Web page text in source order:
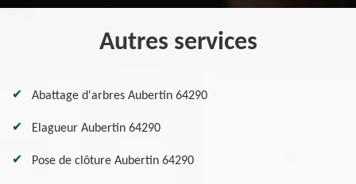
Autres services
Abattage d'arbres Aubertin 64290
Elagueur Aubertin 64290
Pose de clôture Aubertin 64290